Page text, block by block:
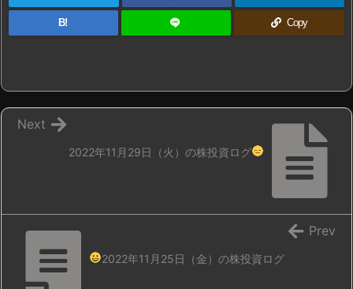
B! Copy
2022年11月29日（火）の株投資ログ
Next
2022年11月25日（金）の株投資ログ
Prev